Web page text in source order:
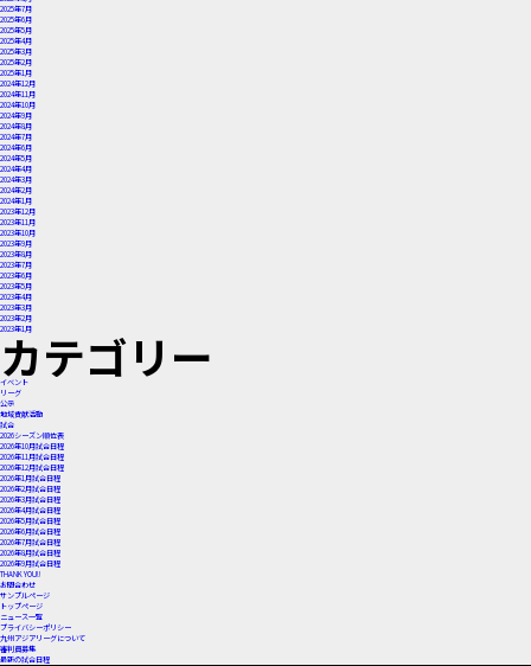
ン
2025年7月
2025年6月
2025年5月
2025年4月
2025年3月
2025年2月
2025年1月
2024年12月
2024年11月
2024年10月
2024年9月
2024年8月
2024年7月
2024年6月
2024年5月
2024年4月
2024年3月
2024年2月
2024年1月
2023年12月
2023年11月
2023年10月
2023年9月
2023年8月
2023年7月
2023年6月
2023年5月
2023年4月
2023年3月
2023年2月
2023年1月
カテゴリー
イベント
リーグ
公示
地域貢献活動
試合
2026シーズン順位表
2026年10月試合日程
2026年11月試合日程
2026年12月試合日程
2026年1月試合日程
2026年2月試合日程
2026年3月試合日程
2026年4月試合日程
2026年5月試合日程
2026年6月試合日程
2026年7月試合日程
2026年8月試合日程
2026年9月試合日程
THANK YOU!!
お問合わせ
サンプルページ
トップページ
ニュース一覧
プライバシーポリシー
九州アジアリーグについて
審判員募集
最新の試合日程